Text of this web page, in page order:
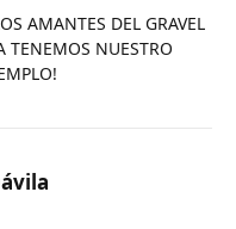
AMANTES DEL GRAVEL
TENEMOS NUESTRO